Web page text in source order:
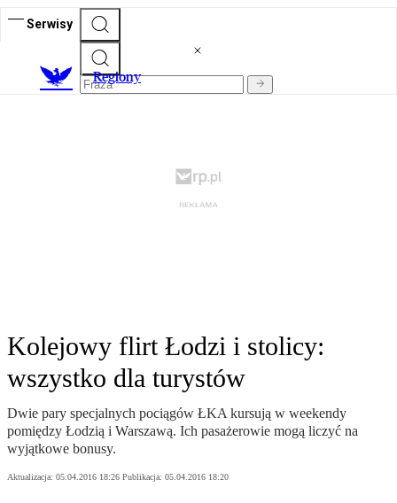
Serwisy
Regiony
Kolejowy flirt Łodzi i stolicy:
wszystko dla turystów
Dwie pary specjalnych pociągów ŁKA kursują w weekendy
pomiędzy Łodzią i Warszawą. Ich pasażerowie mogą liczyć na
wyjątkowe bonusy.
Aktualizacja: 05.04.2016 18:26 Publikacja: 05.04.2016 18:20